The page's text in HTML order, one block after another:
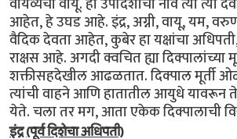
आहेत, हे उघड आहे. इंद्र, अग्नी, वायू, यम,
वैदिक देवता आहेत, कुबेर हा यक्षांचा
राक्षस आहे. अगदी क्वचित ह्या दिक्पालांच्या
शक्तीसहदेखील आढळतात. दिक्पाल
त्यांची वाहने आणि हातातील आयुधे
येते. चला तर मग, आता एकेक दिक्पालाची
इंद्र (पूर्व दिशेचा अधिपती)